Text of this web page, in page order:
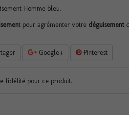
Homme bleu.
t pour agrémenter votre déguisement
Google+ Pinterest
fidélité pour ce produit.